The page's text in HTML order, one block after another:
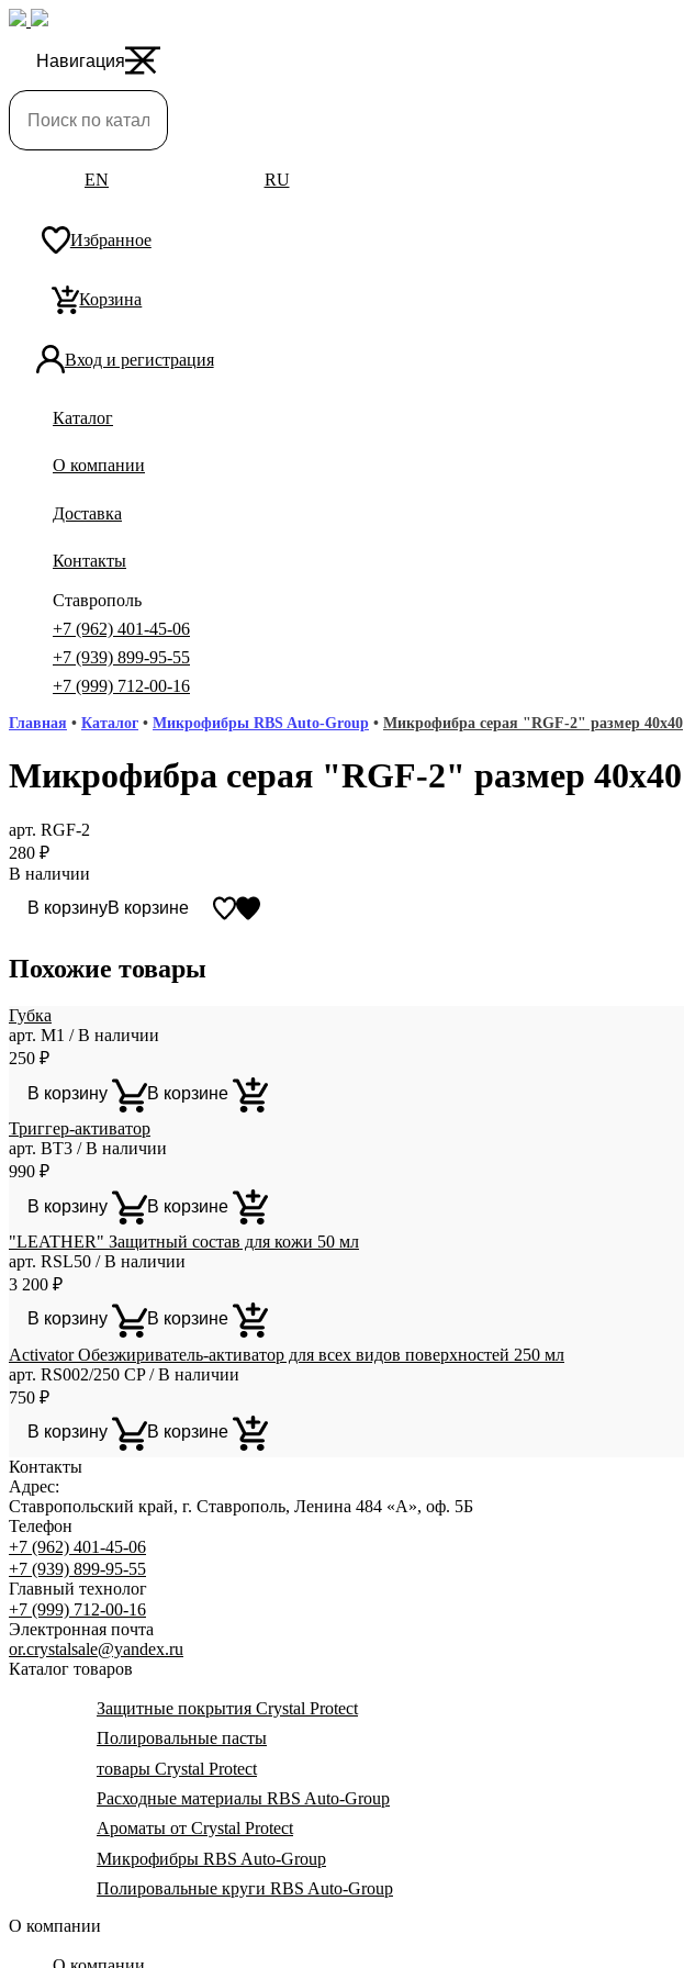
Навигация
EN RU
Избранное
Корзина
Вход и регистрация
Каталог
О компании
Доставка
Контакты
Ставрополь
+7 (962) 401-45-06
+7 (939) 899-95-55
+7 (999) 712-00-16
Главная • Каталог • Микрофибры RBS Auto-Group • Микрофибра серая "RGF-2" размер 40х40
Микрофибра серая "RGF-2" размер 40х40
арт. RGF-2
280 ₽
В наличии
В корзинуВ корзине
Похожие товары
Губка
арт. М1 / В наличии
250 ₽
В корзину
В корзине
Триггер-активатор
арт. ВТ3 / В наличии
990 ₽
В корзину
В корзине
"LEATHER" Защитный состав для кожи 50 мл
арт. RSL50 / В наличии
3 200 ₽
В корзину
В корзине
Activator Обезжириватель-активатор для всех видов поверхностей 250 мл
арт. RS002/250 CP / В наличии
750 ₽
В корзину
В корзине
Контакты
Адрес:
Ставропольский край, г. Ставрополь, Ленина 484 «А», оф. 5Б
Телефон
+7 (962) 401-45-06
+7 (939) 899-95-55
Главный технолог
+7 (999) 712-00-16
Электронная почта
or.crystalsale@yandex.ru
Каталог товаров
Защитные покрытия Crystal Protect
Полировальные пасты
товары Crystal Protect
Расходные материалы RBS Auto-Group
Ароматы от Crystal Protect
Микрофибры RBS Auto-Group
Полировальные круги RBS Auto-Group
О компании